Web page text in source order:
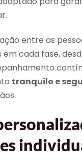
entre as
em cada fase,
tranquilo e